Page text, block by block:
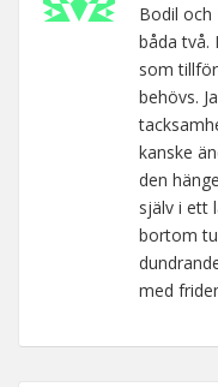
Bodil och
båda två.
som
behövs.
kanske
den
själv i ett
bortom
med